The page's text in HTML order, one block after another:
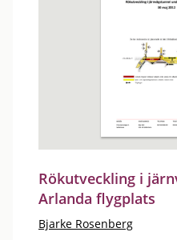
Rökutveckling i
Arlanda flygplats
Bjarke Rosenberg